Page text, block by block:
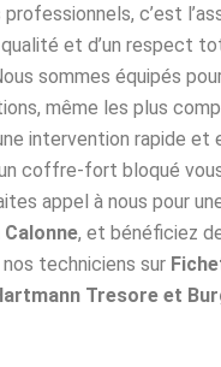
c’est
et d’un respect
sommes équipés
même les plus
intervention rapide et
un coffre-fort bloqué
appel à nous pour
, et bénéficiez
techniciens sur
Tresore et